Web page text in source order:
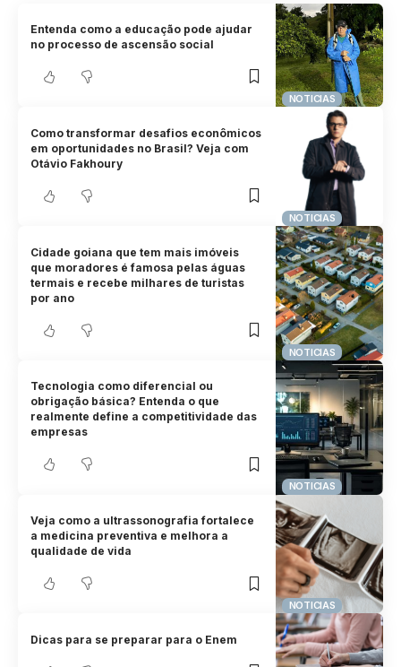
NOTICIAS
Entenda como a educação pode ajudar
no processo de ascensão social
NOTICIAS
Como transformar desafios econômicos
em oportunidades no Brasil? Veja com
Otávio Fakhoury
NOTICIAS
Cidade goiana que tem mais imóveis
que moradores é famosa pelas águas
termais e recebe milhares de turistas
por ano
NOTICIAS
Tecnologia como diferencial ou
obrigação básica? Entenda o que
realmente define a competitividade das
empresas
NOTICIAS
Veja como a ultrassonografia fortalece
a medicina preventiva e melhora a
qualidade de vida
Dicas para se preparar para o Enem